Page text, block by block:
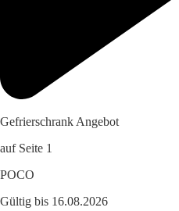
Gefrierschrank Angebot
auf Seite 1
POCO
Gültig bis 16.08.2026